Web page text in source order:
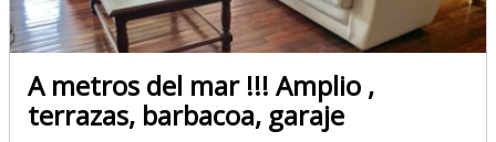
A metros del mar !!! Amplio ,
terrazas, barbacoa, garaje